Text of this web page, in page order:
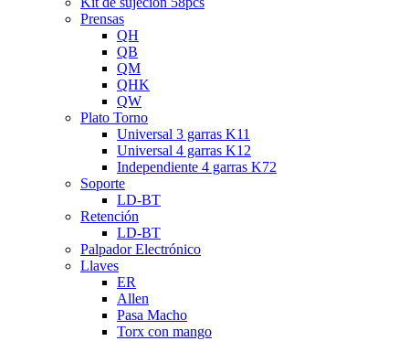
Prensas
QH
QB
QM
QHK
QW
Plato Torno
Universal 3 garras K11
Universal 4 garras K12
Independiente 4 garras K72
Soporte
LD-BT
Retención
LD-BT
Palpador Electrónico
Llaves
ER
Allen
Pasa Macho
Torx con mango